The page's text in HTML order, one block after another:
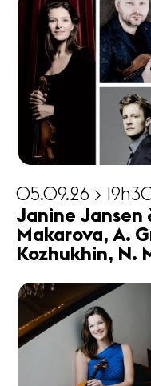
05.09.26 >
Janine Jansen
Makarova, A.
Kozhukhin, N.